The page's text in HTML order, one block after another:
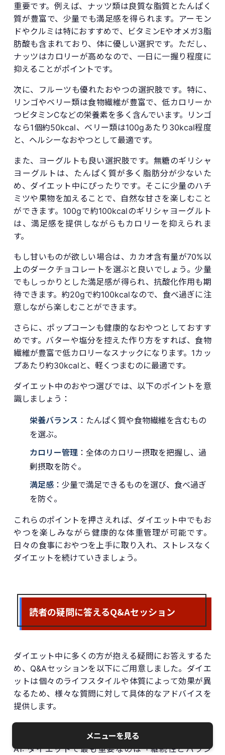
重要です。例えば、ナッツ類は良質な脂質とたんぱく
質が豊富で、少量でも満足感を得られます。アーモン
ドやクルミは特におすすめで、ビタミンEやオメガ3脂
肪酸も含まれており、体に優しい選択です。ただし、
ナッツはカロリーが高めなので、一日に一握り程度に
抑えることがポイントです。
次に、フルーツも優れたおやつの選択肢です。特に、
リンゴやベリー類は食物繊維が豊富で、低カロリーか
つビタミンCなどの栄養素を多く含んでいます。リンゴ
なら1個約50kcal、ベリー類は100gあたり30kcal程度
と、ヘルシーなおやつとして最適です。
また、ヨーグルトも良い選択肢です。無糖のギリシャ
ヨーグルトは、たんぱく質が多く脂肪分が少ないた
め、ダイエット中にぴったりです。そこに少量のハチ
ミツや果物を加えることで、自然な甘さを楽しむこと
ができます。100gで約100kcalのギリシャヨーグルト
は、満足感を提供しながらもカロリーを抑えられま
す。
もし甘いものが欲しい場合は、カカオ含有量が70%以
上のダークチョコレートを選ぶと良いでしょう。少量
でもしっかりとした満足感が得られ、抗酸化作用も期
待できます。約20gで約100kcalなので、食べ過ぎに注
意しながら楽しむことができます。
さらに、ポップコーンも健康的なおやつとしておすす
めです。バターや塩分を控えた作り方をすれば、食物
繊維が豊富で低カロリーなスナックになります。1カッ
プあたり約30kcalと、軽くつまむのに最適です。
ダイエット中のおやつ選びでは、以下のポイントを意
識しましょう：
栄養バランス ：たんぱく質や食物繊維を含むもの
を選ぶ。
カロリー管理 ：全体のカロリー摂取を把握し、過
剰摂取を防ぐ。
満足感 ：少量で満足できるものを選び、食べ過ぎ
を防ぐ。
これらのポイントを押さえれば、ダイエット中でもお
やつを楽しみながら健康的な体重管理が可能です。
日々の食事におやつを上手に取り入れ、ストレスなく
ダイエットを続けていきましょう。
読者の疑問に答えるQ&Aセッション
ダイエット中に多くの方が抱える疑問にお答えするた
め、Q&Aセッションを以下にご用意しました。ダイエ
ットは個々のライフスタイルや体質によって効果が異
なるため、様々な質問に対して具体的なアドバイスを
提供します。
A1: ダイエットで最も重要なのは「継続性とバラン
メニューを見る